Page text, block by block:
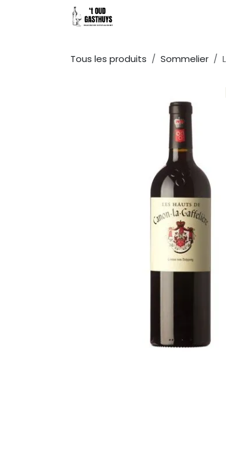
Se rendre au contenu
Tous les produits Sommelier